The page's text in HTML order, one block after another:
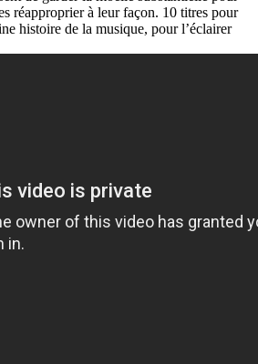
réapproprier à leur façon. 10 titres pour
histoire de la musique, pour l’éclairer